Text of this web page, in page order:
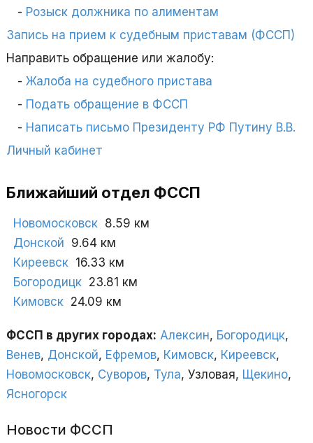
Розыск должника по алиментам
Запись на прием к судебным приставам (ФССП)
Направить обращение или жалобу:
Жалоба на судебного пристава
Подать обращение в ФССП
Написать письмо Президенту РФ Путину В.В.
Личный кабинет
Ближайший отдел ФССП
Новомосковск 8.59 км
Донской 9.64 км
Киреевск 16.33 км
Богородицк 23.81 км
Кимовск 24.09 км
ФССП в других городах: Алексин, Богородицк,
Венев, Донской, Ефремов, Кимовск, Киреевск,
Новомосковск, Суворов, Тула, Узловая, Щекино,
Ясногорск
Новости ФССП